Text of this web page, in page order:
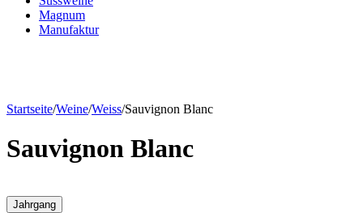
Magnum
Manufaktur
Startseite/Weine/Weiss/Sauvignon Blanc
Sauvignon Blanc
Jahrgang